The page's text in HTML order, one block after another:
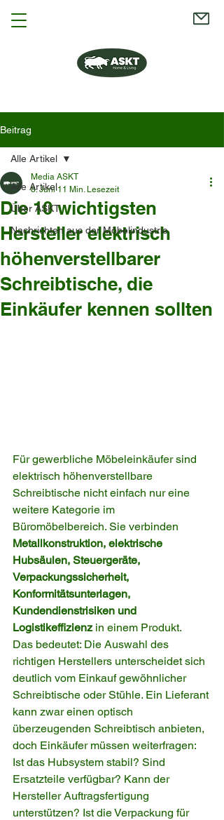
Beitrag
Alle Artikel
Über ASKT
Nachrichten aus der Möbelindustrie
Alle Artikel
Die 10 wichtigsten
Hersteller elektrisch
höhenverstellbarer
Schreibtische, die
Einkäufer kennen sollten
Media ASKT
8. Juni 11 Min. Lesezeit
Für gewerbliche Möbeleinkäufer sind
elektrisch höhenverstellbare
Schreibtische nicht einfach nur eine
weitere Kategorie im
Büromöbelbereich. Sie verbinden
Metallkonstruktion, elektrische
Hubsäulen, Steuergeräte,
Verpackungssicherheit,
Konformitätsunterlagen,
Kundendienstrisiken und
Logistikeffizienz in einem Produkt.
Das bedeutet: Die Auswahl des
richtigen Herstellers unterscheidet sich
deutlich vom Einkauf gewöhnlicher
Schreibtische oder Stühle. Ein Lieferant
kann zwar einen optisch
überzeugenden Schreibtisch anbieten,
doch Einkäufer müssen weiterfragen:
Ist das Hubsystem stabil? Sind
Ersatzteile verfügbar? Kann der
Hersteller Auftragsfertigung
unterstützen? Ist die Verpackung für